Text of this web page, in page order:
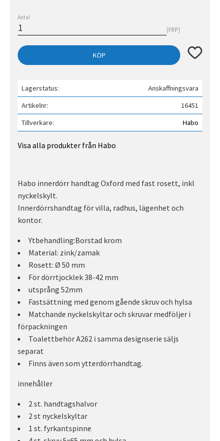
Antal
FRP
KÖP Lägg till
Lagerstatus
Anskaffningsvara
Artikelnr
16451
Tillverkare
Habo
Visa alla produkter från Habo
Habo innerdörr handtag Oxford med fast rosett, inkl
nyckelskylt.
Innerdörrshandtag för villa, radhus, lägenhet och
kontor.
Ytbehandling:Borstad krom
Material: zink/zamak
Rosett: Ø 50 mm
För dörrtjocklek 38-42 mm
utsprång 52mm
Fastsättning med genom gående skruv och hylsa
Matchande nyckelskyltar och skruvar medföljer i
förpackningen
Toalettbehör A262 i samma designserie säljs
separat
Finns även som ytterdörrhandtag.
innehåller
2 st. handtagshalvor
2 st nyckelskyltar
1 st. fyrkantspinne